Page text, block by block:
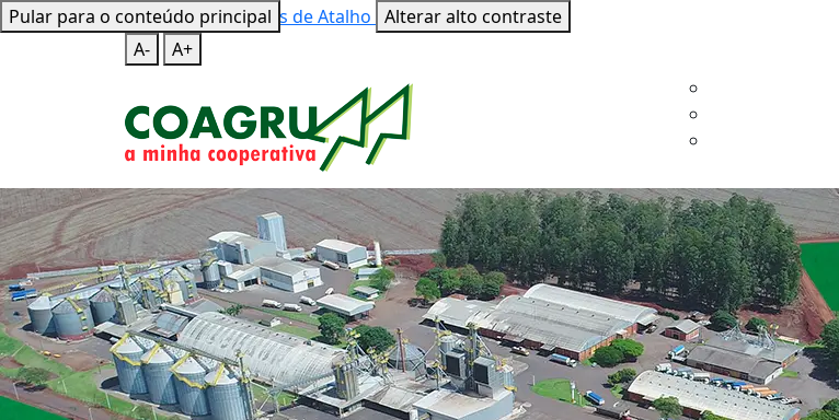
Pular para o conteúdo principal
Mapa do Site Teclas de Atalho Alterar alto contraste
A-
A+